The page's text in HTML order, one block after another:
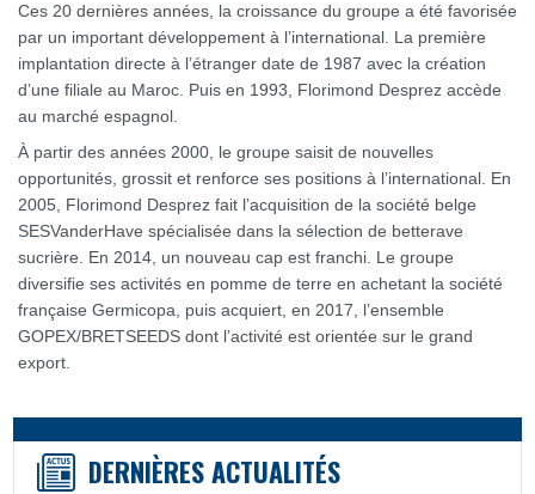
Ces 20 dernières années, la croissance du groupe a été favorisée
par un important développement à l’international. La première
implantation directe à l’étranger date de 1987 avec la création
d’une filiale au Maroc. Puis en 1993, Florimond Desprez accède
au marché espagnol.
À partir des années 2000, le groupe saisit de nouvelles
opportunités, grossit et renforce ses positions à l’international. En
2005, Florimond Desprez fait l’acquisition de la société belge
SESVanderHave spécialisée dans la sélection de betterave
sucrière. En 2014, un nouveau cap est franchi. Le groupe
diversifie ses activités en pomme de terre en achetant la société
française Germicopa, puis acquiert, en 2017, l’ensemble
GOPEX/BRETSEEDS dont l’activité est orientée sur le grand
export.
DERNIÈRES ACTUALITÉS